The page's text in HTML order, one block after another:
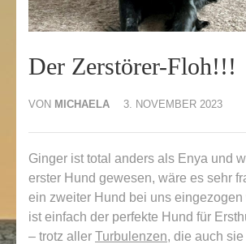
Der Zerstörer-Floh!!!
VON MICHAELA 3. NOVEMBER 2023
Ginger ist total anders als Enya und
erster Hund gewesen, wäre es sehr
ein zweiter Hund bei uns eingezogen
ist einfach der perfekte Hund für
– trotz aller Turbulenzen, die auch